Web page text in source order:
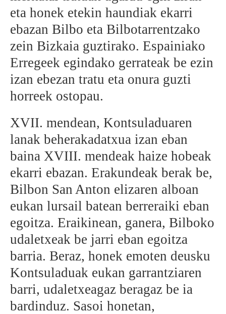
BEREZIAK
ARGAZKIAK
... AUKERA GEHIAGO
eta honek etekin haundiak ekarri
ebazan Bilbo eta Bilbotarrentzako
zein Bizkaia guztirako. Espainiako
Erregeek egindako gerrateak be ezin
izan ebezan tratu eta onura guzti
horreek ostopau.
XVII. mendean, Kontsuladuaren
lanak beherakadatxua izan eban
baina XVIII. mendeak haize hobeak
ekarri ebazan. Erakundeak berak be,
Bilbon San Anton elizaren alboan
eukan lursail batean berreraiki eban
egoitza. Eraikinean, ganera, Bilboko
udaletxeak be jarri eban egoitza
barria. Beraz, honek emoten deusku
Kontsuladuak eukan garrantziaren
barri, udaletxeagaz beragaz be ia
bardinduz. Sasoi honetan,